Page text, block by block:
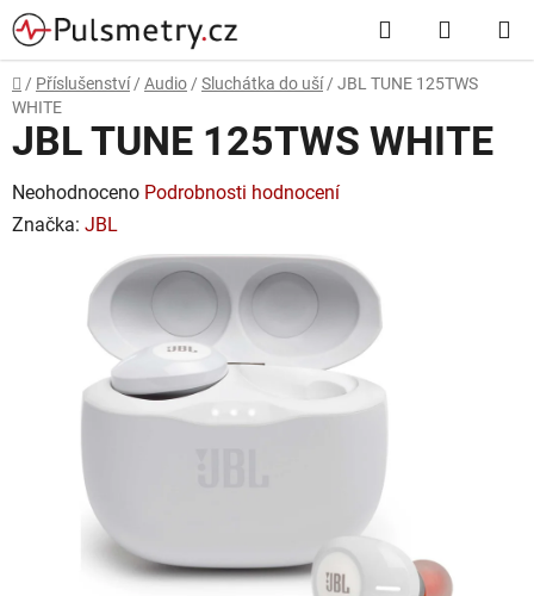
Přejít
na
obsah
Hledat
KOŠÍK
Domů
/ Příslušenství / Audio / Sluchátka do uší / JBL TUNE 125TWS
WHITE
JBL TUNE 125TWS WHITE
Průměrné
hodnocení
Neohodnoceno Podrobnosti hodnocení
Značka: JBL